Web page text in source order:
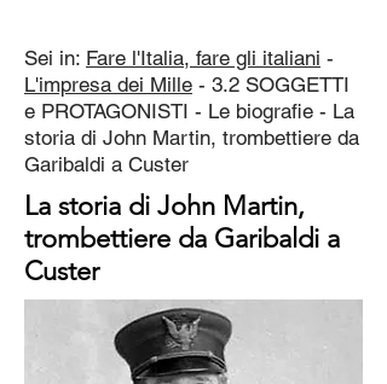
Sei in: Fare l'Italia, fare gli italiani -
L'impresa dei Mille - 3.2 SOGGETTI
e PROTAGONISTI - Le biografie - La
storia di John Martin, trombettiere da
Garibaldi a Custer
La storia di John Martin,
trombettiere da Garibaldi a
Custer